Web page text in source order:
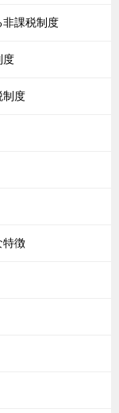
非課税制度
度
制度
特徴